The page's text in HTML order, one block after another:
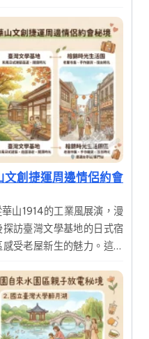
文創捷運周邊情侶約會
山1914的工業風展演，漫
訪臺灣文學基地的日式宿
受老屋新生的魅力。這是